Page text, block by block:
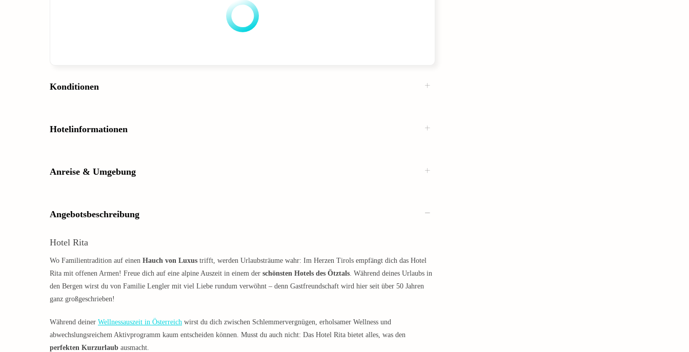
Konditionen
Hotelinformationen
Anreise & Umgebung
Angebotsbeschreibung
Hotel Rita
Wo Familientradition auf einen Hauch von Luxus trifft, werden Urlaubsträume wahr: Im Herzen Tirols empfängt dich das Hotel
Rita mit offenen Armen! Freue dich auf eine alpine Auszeit in einem der schönsten Hotels des Ötztals . Während deines Urlaubs in
den Bergen wirst du von Familie Lengler mit viel Liebe rundum verwöhnt – denn Gastfreundschaft wird hier seit über 50 Jahren
ganz großgeschrieben!
Während deiner Wellnessauszeit in Österreich wirst du dich zwischen Schlemmervergnügen, erholsamer Wellness und
abwechslungsreichem Aktivprogramm kaum entscheiden können. Musst du auch nicht: Das Hotel Rita bietet alles, was den
perfekten Kurzurlaub ausmacht.